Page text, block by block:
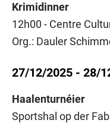
Krimidinner
12h00 - Centre
Org.: Dauler
27/12/2025 - 28/
Haalenturnéier
Sportshal op der